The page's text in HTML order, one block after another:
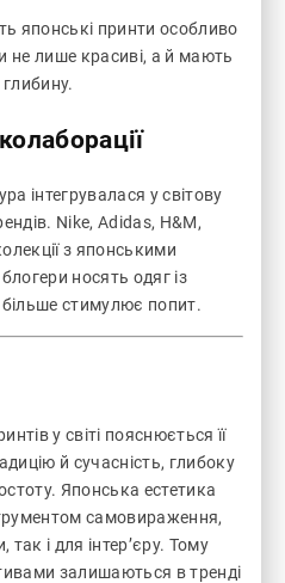
японські принти особливо
лише красиві, а й мають
інтегрувалася у світову
Nike, Adidas, H&M,
з японськими
носять одяг із
стимулює попит.
у світі пояснюється її
й сучасність, глибоку
Японська естетика
самовираження,
і для інтер’єру. Тому
залишаються в тренді